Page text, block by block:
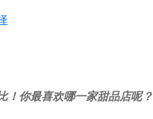
你最喜欢哪一家甜品店呢？